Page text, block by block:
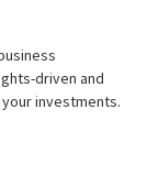
driven and
investments.